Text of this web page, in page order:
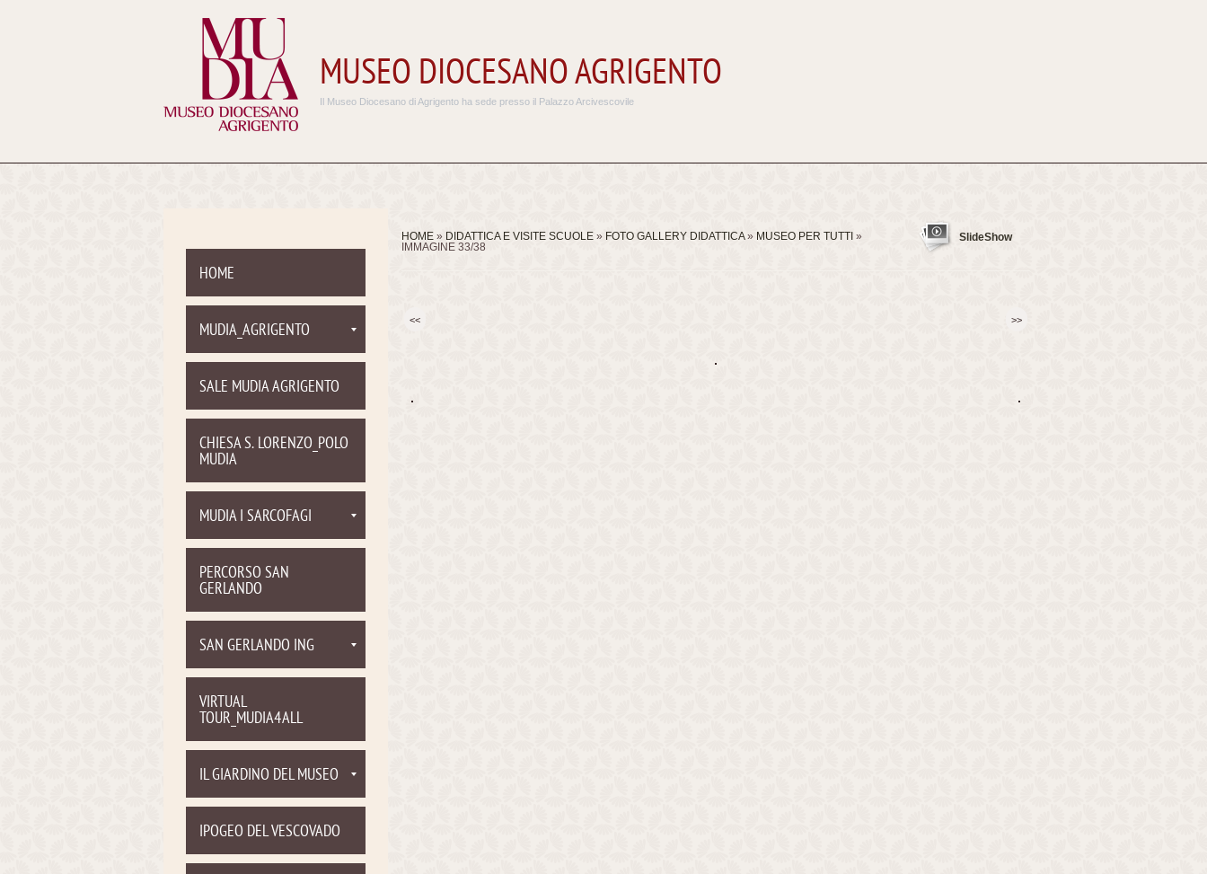
MUSEO DIOCESANO AGRIGENTO
Il Museo Diocesano di Agrigento ha sede presso il Palazzo Arcivescovile
HOME » DIDATTICA E VISITE SCUOLE » FOTO GALLERY DIDATTICA» MUSEO PER TUTTI »
IMMAGINE 33/38
SlideShow
<< >>
HOME
MUDIA_AGRIGENTO
SALE MUDIA AGRIGENTO
CHIESA S. LORENZO_POLO
MUDIA
MUDIA I SARCOFAGI
PERCORSO SAN
GERLANDO
SAN GERLANDO ING
VIRTUAL
TOUR_MUDIA4ALL
IL GIARDINO DEL MUSEO
IPOGEO DEL VESCOVADO